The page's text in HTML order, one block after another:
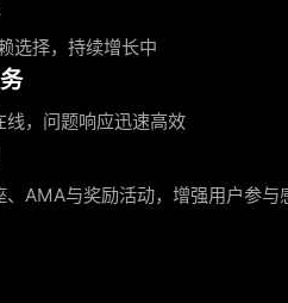
选择，持续增长中
线，问题响应迅速高效
、AMA与奖励活动，增强用户参与